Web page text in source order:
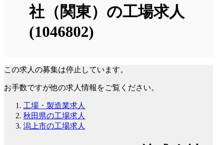
社（関東）の工場求人
(1046802)
この求人の募集は停止しています。
お手数ですが他の求人情報をご覧ください。
工場・製造業求人
秋田県の工場求人
潟上市の工場求人